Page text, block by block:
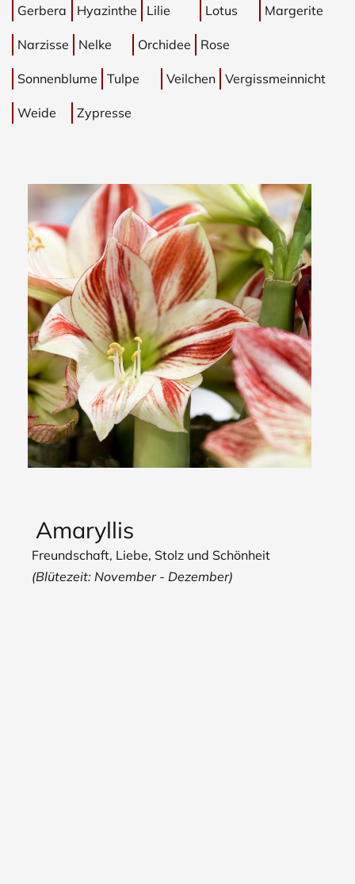
Gerbera Hyazinthe Lilie Lotus Margerite
Narzisse Nelke Orchidee Rose
Sonnenblume Tulpe Veilchen Vergissmeinnicht
Weide Zypresse
Amaryllis
Freundschaft, Liebe, Stolz und Schönheit
(Blütezeit: November - Dezember)